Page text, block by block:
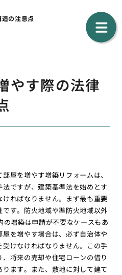
の注意点
やす際の法律
屋を増やす増築リフォームは、
ですが、建築基準法を始めとす
ればなりません。まず最も重要
す。防火地域や準防火地域以外
増築は申請が不要なケースもあ
を増やす場合は、必ず自治体や
けなければなりません。この手
将来の売却や住宅ローンの借り
ます。また、敷地に対して建て